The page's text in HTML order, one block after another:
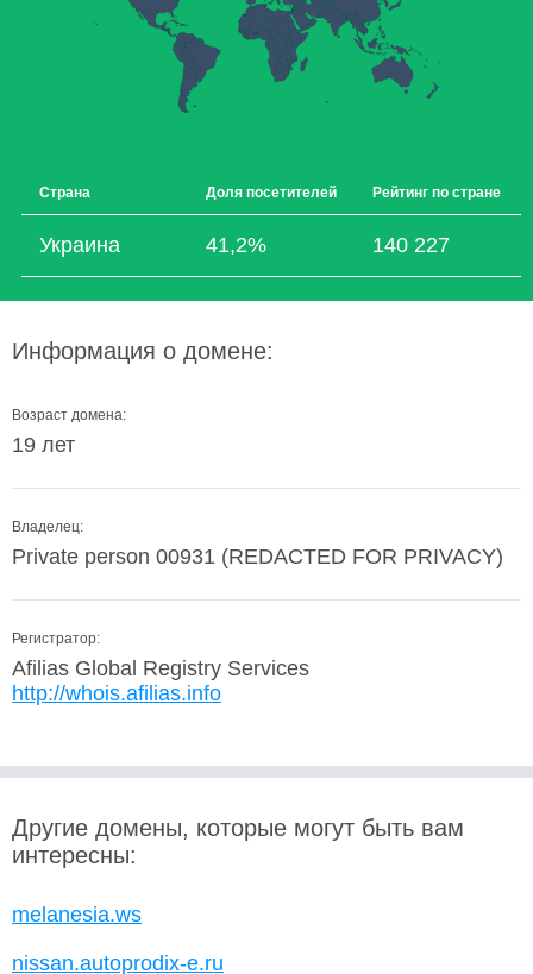
Страна Доля посетителей Рейтинг по стране
Украина 41,2% 140 227
Информация о домене:
Возраст домена:
19 лет
Владелец:
Private person 00931 (REDACTED FOR PRIVACY)
Регистратор:
Afilias Global Registry Services
http://whois.afilias.info
Другие домены, которые могут быть вам
интересны:
melanesia.ws
nissan.autoprodix-e.ru